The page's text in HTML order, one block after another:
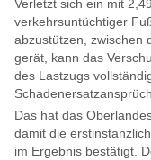
Verletzt sich ein mit
verkehrsuntüchtiger
abzustützen, zwischen
gerät, kann das
des Lastzugs
Das hat das
damit die
im Ergebnis bestätigt.